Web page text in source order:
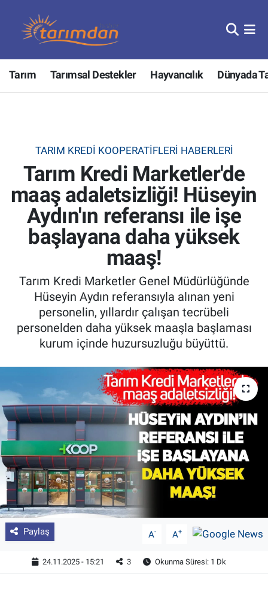
Tarım Tarımsal Destekler Hayvancılık Dünyada
TARIM KREDI KOOPERATIFLERI HABERLERI
Tarım Kredi Marketler'de
maaş adaletsizliği! Hüseyin
Aydın'ın referansı ile işe
başlayana daha yüksek
maaş!
Tarım Kredi Marketler Genel Müdürlüğünde
Hüseyin Aydın referansıyla alınan yeni
personelin, yıllardır çalışan tecrübeli
personelden daha yüksek maaşla başlaması
kurum içinde huzursuzluğu büyüttü.
Paylaş A- A+
24.11.2025 - 15:21 3 Okunma Süresi: 1 Dk
Tarım
Hayvancılık
Tarımsal Destekler
Tarım Bakanlığı
TZOB
Tarım Kredi Kooperatifleri
Pankobirlik
Et fiyatları
Tarım Bilgisi
Yetiştirici Soruyor
Dünyada Tarım
Üretici Birlikleri
Şeker ve Şekerli Mamüller
Tahıllar ve Baklagiller
Tohum
Nöbetçi Eczaneler
Hava Durumu
Tüm Manşetler
Son Dakika Haberleri
Haber Arşivi